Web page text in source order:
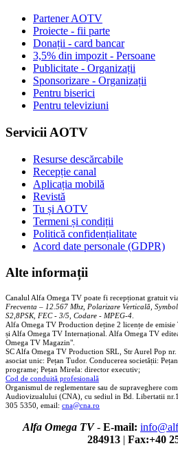
Partener AOTV
Proiecte - fii parte
Donații - card bancar
3,5% din impozit - Persoane
Publicitate - Organizații
Sponsorizare - Organizații
Pentru biserici
Pentru televiziuni
Servicii AOTV
Resurse descărcabile
Recepție canal
Aplicația mobilă
Revistă
Tu și AOTV
Termeni și condiții
Politică confidențialitate
Acord date personale (GDPR)
Alte informații
Canalul Alfa Omega TV poate fi recepționat gratuit
Frecventa – 12.567 Mhz, Polarizare Verticală,
S2,8PSK, FEC - 3/5, Codare - MPEG-4
Alfa Omega TV Production deține 2 licențe de
și Alfa Omega TV Internațional. Alfa Omega TV
Omega TV Magazin".
SC Alfa Omega TV Production SRL, Str Aurel Pop
asociat unic: Pețan Tudor. Conducerea societății:
programe; Pețan Mirela: director executiv;
Cod de conduită profesională
Organismul de reglementare sau de supraveghere
Audiovizualului (CNA), cu sediul in Bd. Libertatii
305 5350, email: cna@cna.ro
Alfa Omega TV- E-mail:
284913| Fax:+40